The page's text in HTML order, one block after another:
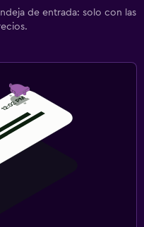
de entrada: solo con las